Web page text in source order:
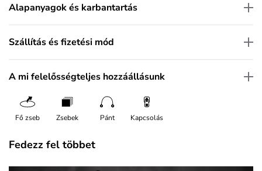
Alapanyagok és karbantartás
Szállítás és fizetési mód
A mi felelősségteljes hozzáállásunk
Fő zseb Zsebek Pánt Kapcsolás
Fedezz fel többet